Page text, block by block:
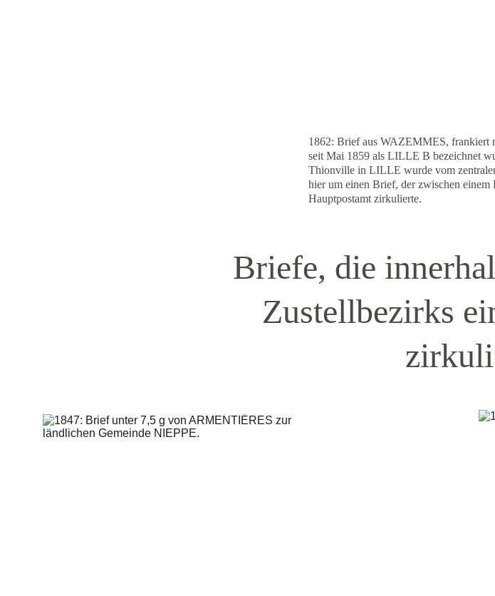
1862: Brief aus WAZEMMES, frankiert
seit Mai 1859 als LILLE B bezeichnet
Thionville in LILLE wurde vom
hier um einen Brief, der zwischen einem
Hauptpostamt zirkulierte.
Briefe, die
Zustellbezirks